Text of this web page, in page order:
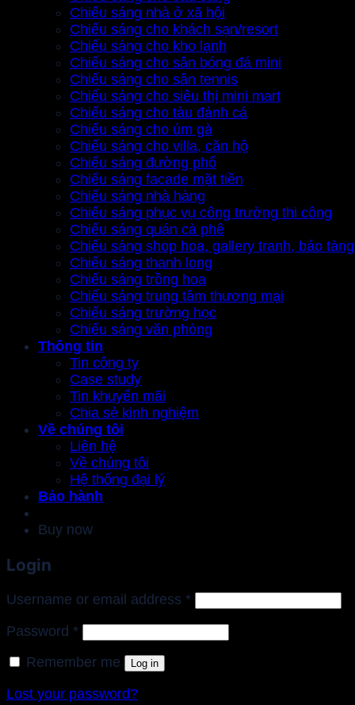
Chiếu sáng nhà ở xã hội
Chiếu sáng cho khách sạn/resort
Chiếu sáng cho kho lạnh
Chiếu sáng cho sân bóng đá mini
Chiếu sáng cho sân tennis
Chiếu sáng cho siêu thị mini mart
Chiếu sáng cho tàu đánh cá
Chiếu sáng cho úm gà
Chiếu sáng cho villa, căn hộ
Chiếu sáng đường phố
Chiếu sáng facade mặt tiền
Chiếu sáng nhà hàng
Chiếu sáng phục vụ công trường thi công
Chiếu sáng quán cà phê
Chiếu sáng shop hoa, gallery tranh, bảo tàng
Chiếu sáng thanh long
Chiếu sáng trồng hoa
Chiếu sáng trung tâm thương mại
Chiếu sáng trường học
Chiếu sáng văn phòng
Thông tin
Tin công ty
Case study
Tin khuyến mãi
Chia sẻ kinh nghiệm
Về chúng tôi
Liên hệ
Về chúng tôi
Hệ thống đại lý
Bảo hành
Buy now
Login
Username or email address *Required
Password *Required
Remember me Log in
Lost your password?